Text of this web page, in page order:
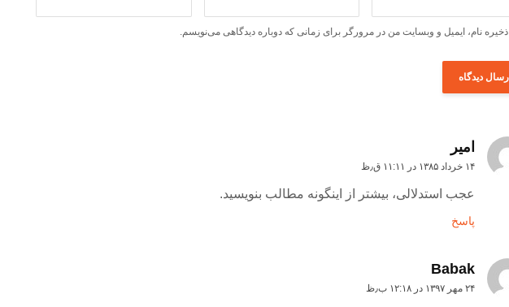
ذخیره نام، ایمیل و وبسایت من در مرورگر برای زمانی که دوباره دیدگاهی می‌نویسم.
امیر
۱۴ خرداد ۱۳۸۵ در ۱۱:۱۱ ق٫ظ
عجب استدلالی، بیشتر از اینگونه مطالب بنویسید.
پاسخ
Babak
۲۴ مهر ۱۳۹۷ در ۱۲:۱۸ ب٫ظ